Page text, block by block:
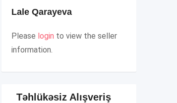
Lale Qarayeva
Please login to view the seller
information.
Təhlükəsiz Alışveriş